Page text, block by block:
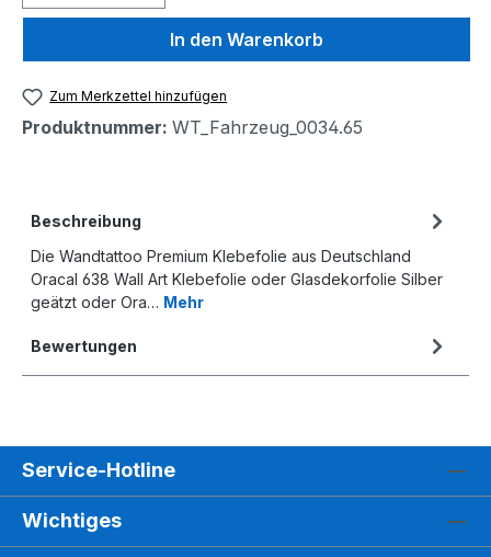
In den Warenkorb
Zum Merkzettel hinzufügen
Produktnummer: WT_Fahrzeug_0034.65
Beschreibung
Die Wandtattoo Premium Klebefolie aus Deutschland
Oracal 638 Wall Art Klebefolie oder Glasdekorfolie Silber
geätzt oder Ora… Mehr
Bewertungen
Service-Hotline
Wichtiges